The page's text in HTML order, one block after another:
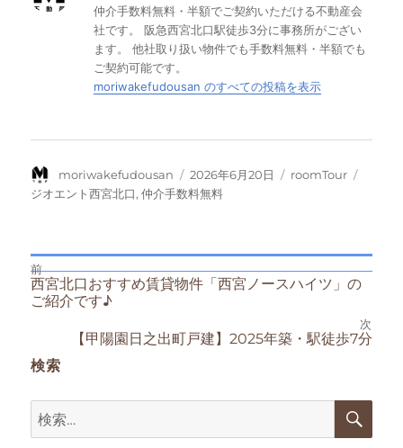
仲介手数料無料・半額でご契約いただける不動産会
社です。 阪急西宮北口駅徒歩3分に事務所がござい
ます。 他社取り扱い物件でも手数料無料・半額でも
ご契約可能です。
moriwakefudousan のすべての投稿を表示
投
稿
moriwakefudousan
投
稿
2026年6月20日
カ
roomTour
ジオエント西宮北口,仲介手数料無料
投
ナ
ビ
ゲ
前
前
の
投
西宮北口おすすめ賃貸物件「西宮ノースハイツ」の
ご紹介です♪
次
次
の
【甲陽園日之出町戸建】2025年築・駅徒歩7分
検索
検
索:
検